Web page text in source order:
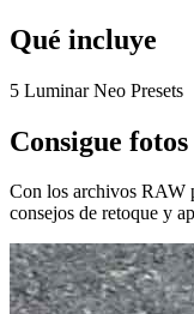
Qué incluye
5 Luminar Neo Presets
Consigue
Con los archivos RAW
consejos de retoque y